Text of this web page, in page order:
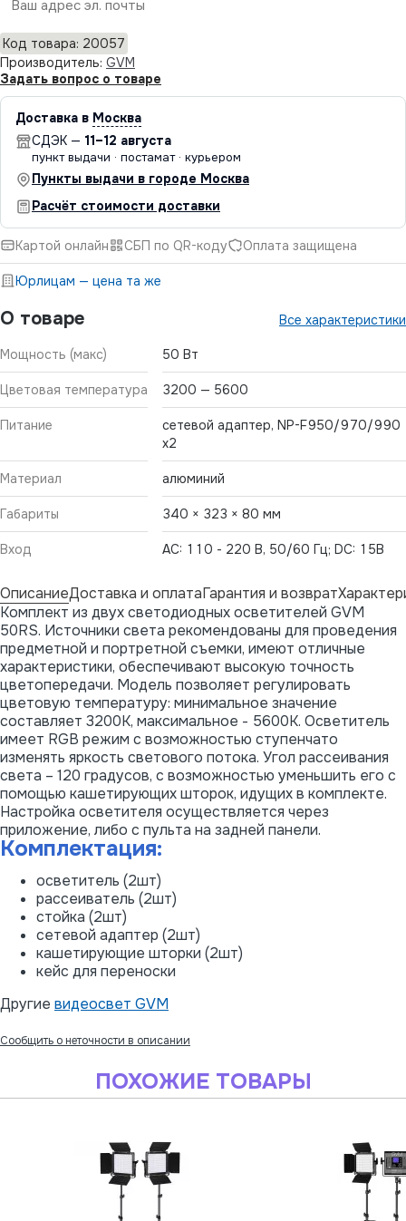
О товаре Все характеристики
Мощность (макс) 50 Вт
Цветовая температура 3200 — 5600
Питание
сетевой адаптер, NP-F950/970/990
х2
Материал алюминий
Габариты 340 × 323 × 80 мм
Вход AC: 110 - 220 В, 50/60 Гц; DC: 15В
Код товара: 20057
Производитель: GVM
Задать вопрос о товаре
Доставка в Москва
СДЭК — 11–12 августа
пункт выдачи · постамат · курьером
Пункты выдачи в городе Москва
Расчёт стоимости доставки
Картой онлайн СБП по QR-коду Оплата защищена
Юрлицам — цена та же
ОписаниеДоставка и оплатаГарантия и возврат
Комплект из двух светодиодных осветителей GVM
50RS. Источники света рекомендованы для проведения
предметной и портретной съемки, имеют отличные
характеристики, обеспечивают высокую точность
цветопередачи. Модель позволяет регулировать
цветовую температуру: минимальное значение
составляет 3200К, максимальное - 5600К. Осветитель
имеет RGB режим с возможностью ступенчато
изменять яркость светового потока. Угол рассеивания
света – 120 градусов, с возможностью уменьшить его с
помощью кашетирующих шторок, идущих в комплекте.
Настройка осветителя осуществляется через
приложение, либо с пульта на задней панели.
Комплектация:
осветитель (2шт)
рассеиватель (2шт)
стойка (2шт)
сетевой адаптер (2шт)
кашетирующие шторки (2шт)
кейс для переноски
Другие видеосвет GVM
Сообщить о неточности в описании
ПОХОЖИЕ ТОВАРЫ